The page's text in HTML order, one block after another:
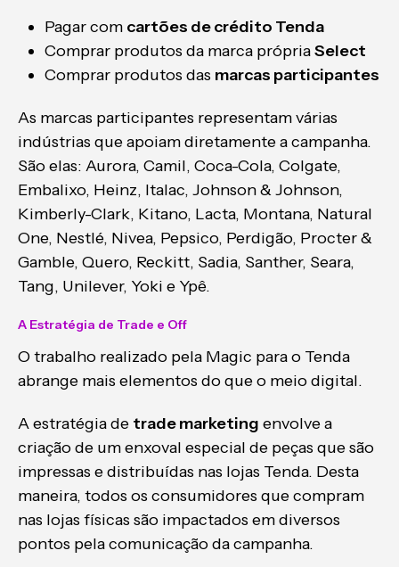
Pagar com cartões de crédito Tenda
Comprar produtos da marca própriaSelect
Comprar produtos das marcas participantes
As marcas participantes representam várias
indústrias que apoiam diretamente a campanha.
São elas: Aurora, Camil, Coca-Cola, Colgate,
Embalixo, Heinz, Italac, Johnson & Johnson,
Kimberly-Clark, Kitano, Lacta, Montana, Natural
One, Nestlé, Nivea, Pepsico, Perdigão, Procter &
Gamble, Quero, Reckitt, Sadia, Santher, Seara,
Tang, Unilever, Yoki e Ypê.
A Estratégia de Trade e Off
O trabalho realizado pela Magic para o Tenda
abrange mais elementos do que o meio digital.
A estratégia de trade marketing envolve a
criação de um enxoval especial de peças que são
impressas e distribuídas nas lojas Tenda. Desta
maneira, todos os consumidores que compram
nas lojas físicas são impactados em diversos
pontos pela comunicação da campanha.